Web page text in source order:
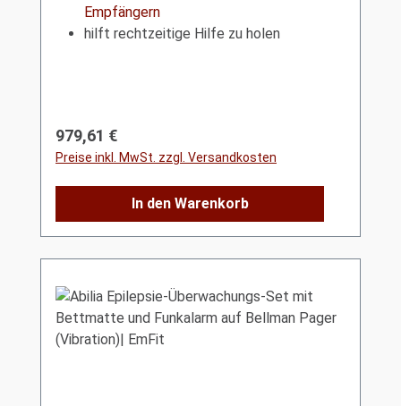
Empfängern
hilft rechtzeitige Hilfe zu holen
Regulärer Preis:
979,61 €
Preise inkl. MwSt. zzgl. Versandkosten
In den Warenkorb